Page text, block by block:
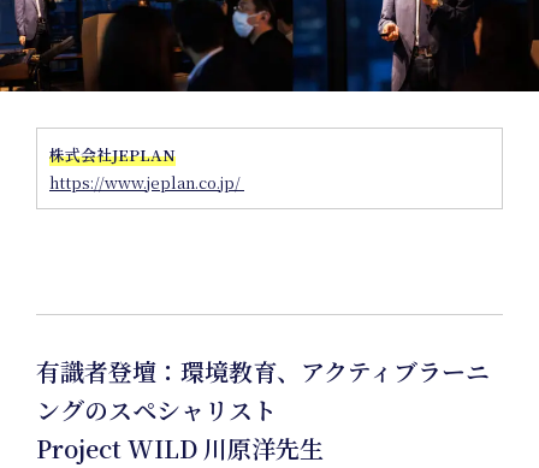
株式会社JEPLAN
https://www.jeplan.co.jp/
有識者登壇：環境教育、アクティブラーニ
ングのスペシャリスト
Project WILD 川原洋先生